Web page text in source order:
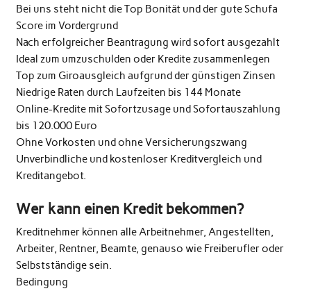
Bei uns steht nicht die Top Bonität und der gute Schufa
Score im Vordergrund
Nach erfolgreicher Beantragung wird sofort ausgezahlt
Ideal zum umzuschulden oder Kredite zusammenlegen
Top zum Giroausgleich aufgrund der günstigen Zinsen
Niedrige Raten durch Laufzeiten bis 144 Monate
Online-Kredite mit Sofortzusage und Sofortauszahlung
bis 120.000 Euro
Ohne Vorkosten und ohne Versicherungszwang
Unverbindliche und kostenloser Kreditvergleich und
Kreditangebot.
Wer kann einen Kredit bekommen?
Kreditnehmer können alle Arbeitnehmer, Angestellten,
Arbeiter, Rentner, Beamte, genauso wie Freiberufler oder
Selbstständige sein.
Bedingung